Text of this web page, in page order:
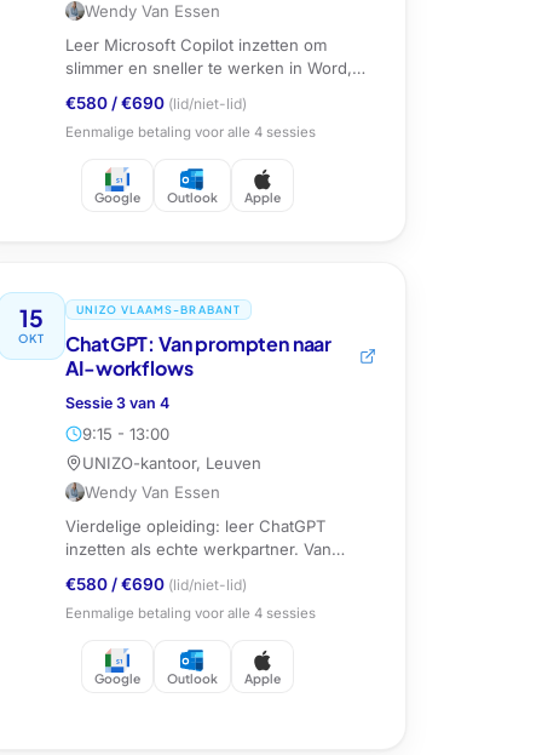
Wendy Van Essen
Leer Microsoft Copilot inzetten om
slimmer en sneller te werken in Word,
€580 /€690 (lid/niet-lid)
Eenmalige betaling voor alle4 sessies
Google Outlook Apple
15
OKT
UNIZO VLAAMS-BRABANT
ChatGPT: Van prompten naar
AI-workflows
Sessie3 van4
9:15 - 13:00
UNIZO-kantoor, Leuven
Wendy Van Essen
Vierdelige opleiding: leer ChatGPT
inzetten als echte werkpartner. Van
AI-workflows.
€580 /€690 (lid/niet-lid)
Eenmalige betaling voor alle4 sessies
Google Outlook Apple